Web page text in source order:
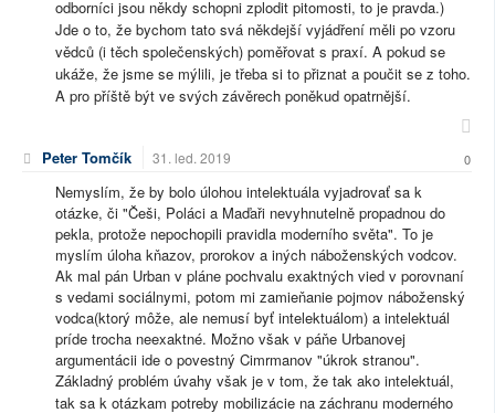
odborníci jsou někdy schopni zplodit pitomosti, to je pravda.)
Jde o to, že bychom tato svá někdejší vyjádření měli po vzoru
vědců (i těch společenských) poměřovat s praxí. A pokud se
ukáže, že jsme se mýlili, je třeba si to přiznat a poučit se z toho.
A pro příště být ve svých závěrech poněkud opatrnější.
Peter Tomčík 31. led. 2019 0
Nemyslím, že by bolo úlohou intelektuála vyjadrovať sa k
otázke, či "Češi, Poláci a Maďaři nevyhnutelně propadnou do
pekla, protože nepochopili pravidla moderního světa". To je
myslím úloha kňazov, prorokov a iných náboženských vodcov.
Ak mal pán Urban v pláne pochvalu exaktných vied v porovnaní
s vedami sociálnymi, potom mi zamieňanie pojmov náboženský
vodca(ktorý môže, ale nemusí byť intelektuálom) a intelektuál
príde trocha neexaktné. Možno však v páňe Urbanovej
argumentácii ide o povestný Cimrmanov "úkrok stranou".
Základný problém úvahy však je v tom, že tak ako intelektuál,
tak sa k otázkam potreby mobilizácie na záchranu moderného